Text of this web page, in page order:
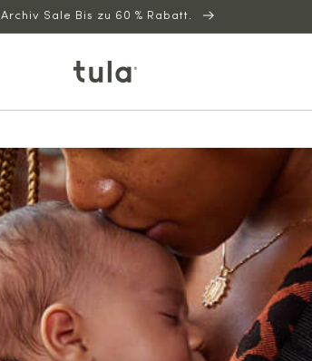
Archiv Sale Bis zu 60 % Rabatt.